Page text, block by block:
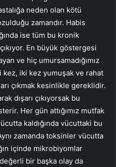
neden olan kötü
zamandır. Habis
ise tüm bu kronik
En büyük göstergesi
ve hiç umursamadığımız
kez, iki kez yumuşak ve rahat
çıkmak kesinlikle gereklidir.
dışarı çıkıyorsak bu
Her gün attığımız mutfak
kaldığında vücuttaki bu
zamanda toksinler vücutta
içinde mikrobiyomlar
bir başka olay da